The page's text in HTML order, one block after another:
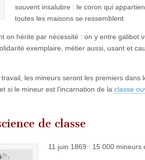
souvent insalubre : le coron qui
toutes les maisons se ressemblent.
on hérite par nécessité : on y entre
exemplaire, métier aussi, usant et
les mineurs seront les premiers dans
si le mineur est l’incarnation de la classe
de classe
11 juin 1869 : 15 000 mineurs